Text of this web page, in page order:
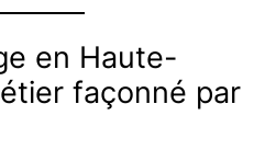
en Haute-
façonné par